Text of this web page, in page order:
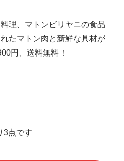
理、マトンビリヤニの食品
たマトン肉と新鮮な具材が
円、送料無料！
3点です